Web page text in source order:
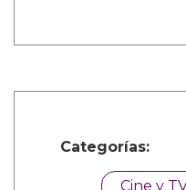
Categorías:
Cine y